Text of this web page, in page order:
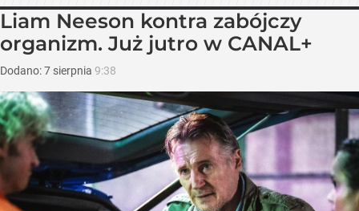
Liam Neeson kontra zabójczy
organizm. Już jutro w CANAL+
Dodano:7 sierpnia 9:38